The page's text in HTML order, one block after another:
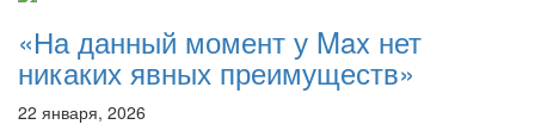
«На данный момент у Max нет
никаких явных преимуществ»
22 января, 2026